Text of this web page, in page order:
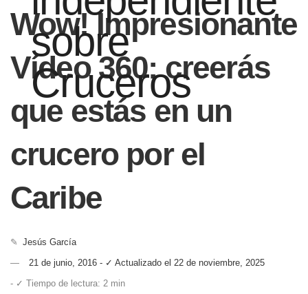
Wow! Impresionante
Vídeo 360: creerás
que estás en un
crucero por el
Caribe
✎ Jesús García
21 de junio, 2016 - ✓ Actualizado el 22 de noviembre, 2025
- ✓ Tiempo de lectura: 2 min